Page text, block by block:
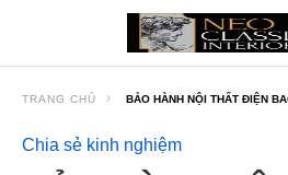
TRANG CHỦ BẢO HÀNH NỘI THẤT ĐIỆN
Chia sẻ kinh nghiệm